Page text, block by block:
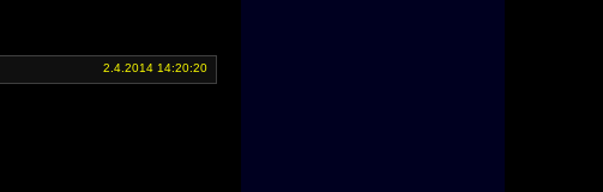
2.4.2014 14:20:20